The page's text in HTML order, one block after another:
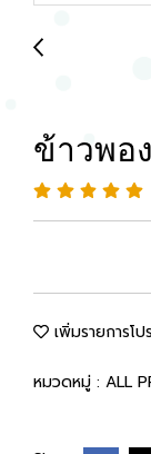
ข้าวพอง
เพิ่มรายการโ
หมวดหมู่ : ALL